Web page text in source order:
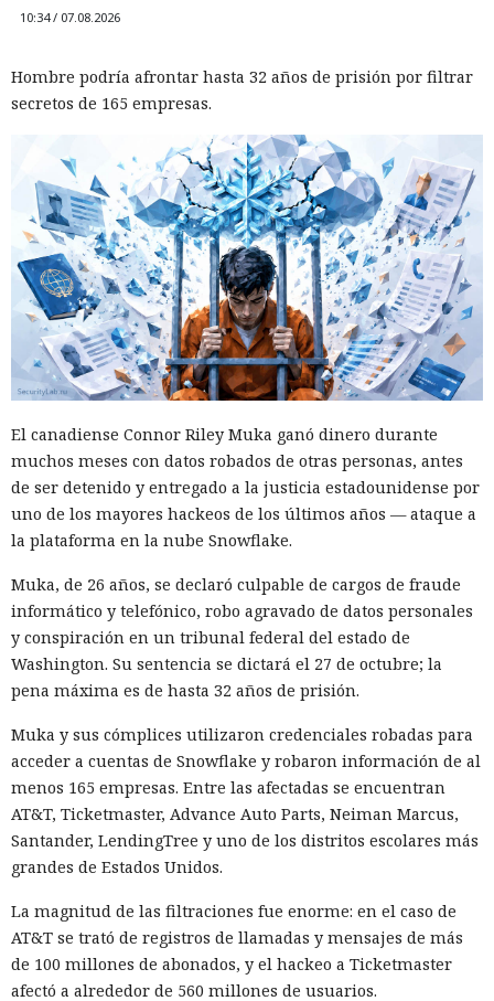
10:34 / 07.08.2026
Hombre podría afrontar hasta 32 años de prisión por filtrar
secretos de 165 empresas.
El canadiense Connor Riley Muka ganó dinero durante
muchos meses con datos robados de otras personas, antes
de ser detenido y entregado a la justicia estadounidense por
uno de los mayores hackeos de los últimos años — ataque a
la plataforma en la nube Snowflake.
Muka, de 26 años, se declaró culpable de cargos de fraude
informático y telefónico, robo agravado de datos personales
y conspiración en un tribunal federal del estado de
Washington. Su sentencia se dictará el 27 de octubre; la
pena máxima es de hasta 32 años de prisión.
Muka y sus cómplices utilizaron credenciales robadas para
acceder a cuentas de Snowflake y robaron información de al
menos 165 empresas. Entre las afectadas se encuentran
AT&T, Ticketmaster, Advance Auto Parts, Neiman Marcus,
Santander, LendingTree y uno de los distritos escolares más
grandes de Estados Unidos.
La magnitud de las filtraciones fue enorme: en el caso de
AT&T se trató de registros de llamadas y mensajes de más
de 100 millones de abonados, y el hackeo a Ticketmaster
afectó a alrededor de 560 millones de usuarios.